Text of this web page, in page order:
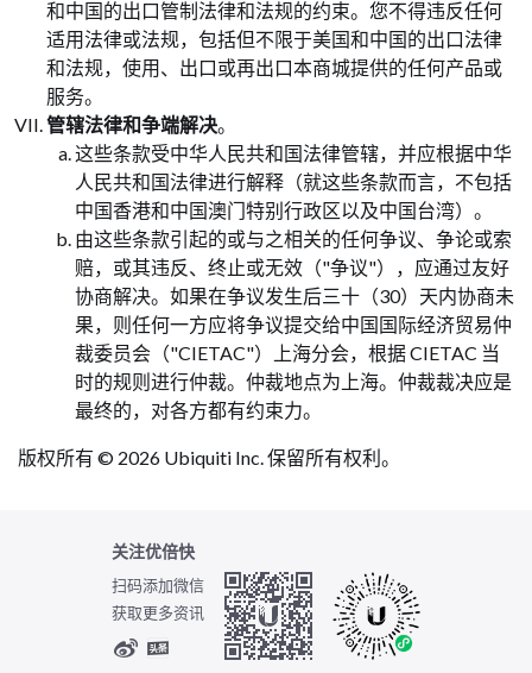
和中国的出口管制法律和法规的约束。您不得违反任何
适用法律或法规，包括但不限于美国和中国的出口法律
和法规，使用、出口或再出口本商城提供的任何产品或
服务。
管辖法律和争端解决。
这些条款受中华人民共和国法律管辖，并应根据中华
人民共和国法律进行解释（就这些条款而言，不包括
中国香港和中国澳门特别行政区以及中国台湾）。
由这些条款引起的或与之相关的任何争议、争论或索
赔，或其违反、终止或无效（"争议"），应通过友好
协商解决。如果在争议发生后三十（30）天内协商未
果，则任何一方应将争议提交给中国国际经济贸易仲
裁委员会（"CIETAC"）上海分会，根据 CIETAC 当
时的规则进行仲裁。仲裁地点为上海。仲裁裁决应是
最终的，对各方都有约束力。
版权所有 © 2026 Ubiquiti Inc. 保留所有权利。
关注优倍快
扫码添加微信
获取更多资讯